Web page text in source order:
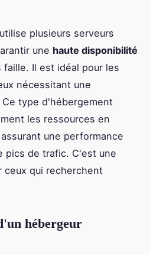
utilise plusieurs serveurs
une haute disponibilité
faille. Il est idéal pour les
nécessitant une
type d'hébergement
les ressources en
une performance
pics de trafic. C'est une
ceux qui recherchent
hébergeur